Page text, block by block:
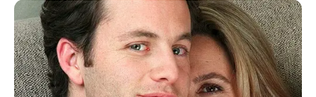
de manera inmediata. Johana Pachón, una allegada,
reveló,“él fue uno de los participantes. En el momento
que estaba consumiendo ese alimento se atragantó, se
cayó al piso y nadie lo ayudó”.